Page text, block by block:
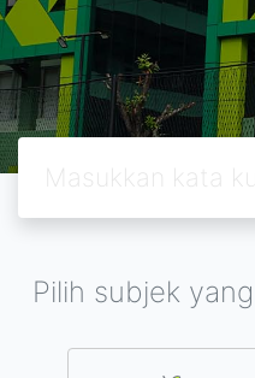
Pilih subjek